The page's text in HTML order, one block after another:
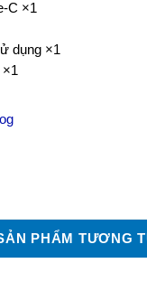
C ×1
dụng ×1
×1
PHẨM TƯƠNG